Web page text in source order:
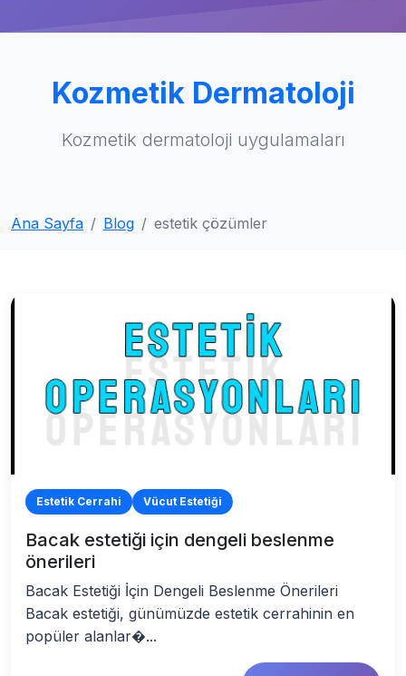
Kozmetik Dermatoloji
Kozmetik dermatoloji uygulamaları
Ana Sayfa Blog estetik çözümler
Estetik Cerrahi Vücut Estetiği
Bacak estetiği için dengeli beslenme
önerileri
Bacak Estetiği İçin Dengeli Beslenme Önerileri
Bacak estetiği, günümüzde estetik cerrahinin en
popüler alanlar�...